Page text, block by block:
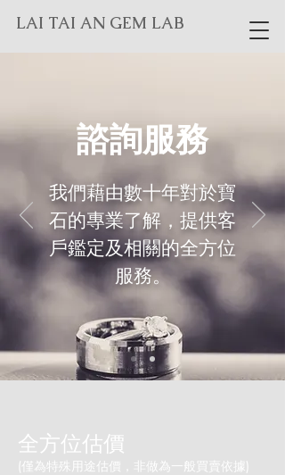
LAI TAI AN GEM LAB
諮詢服務
我們藉由數十年對於寶
石的專業了解，提供客
戶鑑定及相關的全方位
服務。
全方位估價
(僅為特殊用途估價，非做為一般買賣依據)